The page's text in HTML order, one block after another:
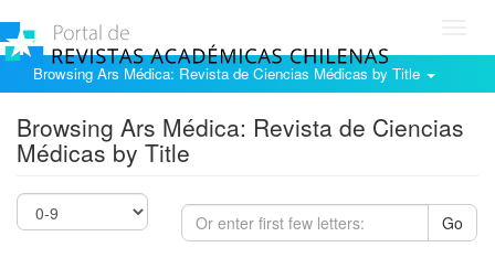
Browsing Ars Médica: Revista de Ciencias Médicas by Title
Browsing Ars Médica: Revista de Ciencias
Médicas by Title
Go